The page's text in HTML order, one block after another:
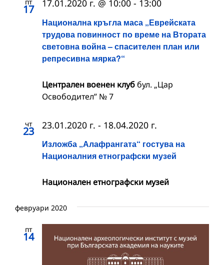
пт
17
Национална кръгла маса „Еврейската
трудова повинност по време на Втората
световна война – спасителен план или
репресивна мярка?“
17.01.2020 г. @ 10:00 - 13:00
Централен военен клуббул. „Цар
Освободител” № 7
чт
23
Изложба „Алафрангата“ гостува на
Националния етнографски музей
23.01.2020 г. - 18.04.2020 г.
Националeн етнографски музей
февруари 2020
пт
14